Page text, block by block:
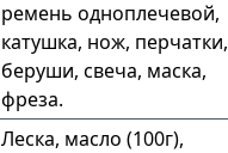
ремень одноплечевой,
катушка, нож, перчатки,
беруши, свеча, маска,
фреза.
Леска, масло (100г),